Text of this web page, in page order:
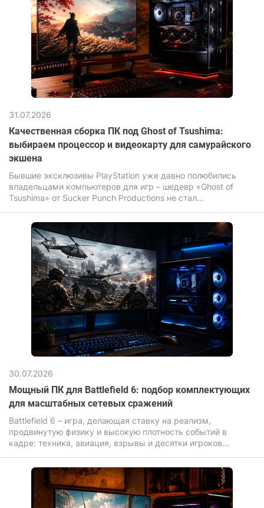
31.07.2026
Качественная сборка ПК под Ghost of Tsushima:
выбираем процессор и видеокарту для самурайского
экшена
Бывшие эксклюзивы PlayStation уже давно полюбились
владельцами компьютеров для игр – шедевр «Ghost of
Tsushima» от Sucker Punch Productions не стал
полями, летящими по ветру листьями сакуры и
неимоверной кинематографичностью динамичных
поединков на катанах.
30.07.2026
Мощный ПК для Battlefield 6: подбор комплектующих
для масштабных сетевых сражений
Battlefield 6 – игра, делающая ставку на реализм,
продвинутую физику и высокую плотность событий в
кадре: техника, авиация, взрывы и десятки игроков
сильнее, чем большинство современных новинок.